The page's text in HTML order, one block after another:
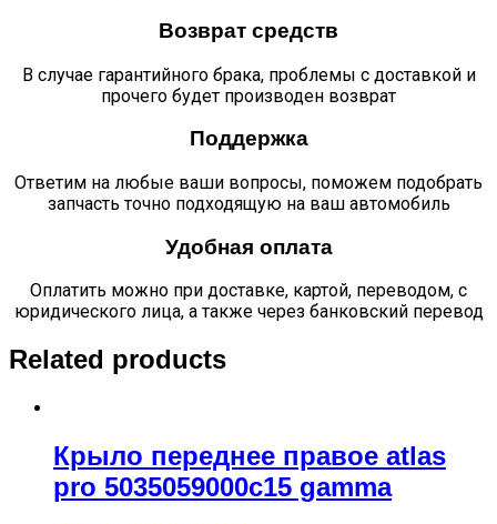
Возврат средств
В случае гарантийного брака, проблемы с доставкой и
прочего будет производен возврат
Поддержка
Ответим на любые ваши вопросы, поможем подобрать
запчасть точно подходящую на ваш автомобиль
Удобная оплата
Оплатить можно при доставке, картой, переводом, с
юридического лица, а также через банковский перевод
Related products
Крыло переднее правое atlas
pro 5035059000c15 gamma